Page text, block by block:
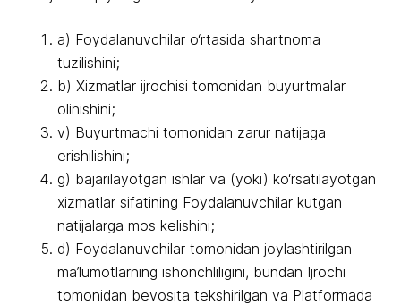
a) Foydalanuvchilar o‘rtasida shartnoma
tuzilishini;
b) Xizmatlar ijrochisi tomonidan buyurtmalar
olinishini;
v) Buyurtmachi tomonidan zarur natijaga
erishilishini;
g) bajarilayotgan ishlar va (yoki) ko‘rsatilayotgan
xizmatlar sifatining Foydalanuvchilar kutgan
natijalarga mos kelishini;
d) Foydalanuvchilar tomonidan joylashtirilgan
ma’lumotlarning ishonchliligini, bundan Ijrochi
tomonidan bevosita tekshirilgan va Platformada